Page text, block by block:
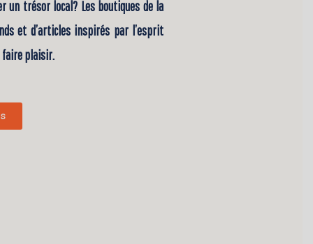
un trésor local? Les boutiques de la
et d’articles inspirés par l’esprit
faire plaisir.